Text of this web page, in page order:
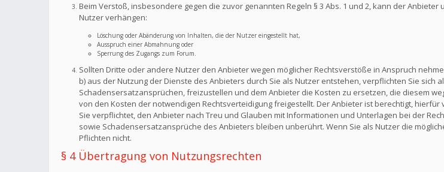
Beim Verstoß, insbesondere gegen die zuvor genannten Regeln § 3 Abs. 1 und 2, kann der
Nutzer verhängen:
Löschung oder Abänderung von Inhalten, die der Nutzer eingestellt hat,
Ausspruch einer Abmahnung oder
Sperrung des Zugangs zum Forum.
Sollten Dritte oder andere Nutzer den Anbieter wegen möglicher Rechtsverstöße in Anspruch
b) aus der Nutzung der Dienste des Anbieters durch Sie als Nutzer entstehen, verpflichten Sie sich
Schadensersatzansprüchen, freizustellen und dem Anbieter die Kosten zu ersetzen, die diesem
von den Kosten der notwendigen Rechtsverteidigung freigestellt. Der Anbieter ist berechtigt,
Sie verpflichtet, den Anbieter nach Treu und Glauben mit Informationen und Unterlagen bei der
sowie Schadensersatzansprüche des Anbieters bleiben unberührt. Wenn Sie als Nutzer die
Pflichten nicht.
§ 4 Übertragung von Nutzungsrechten